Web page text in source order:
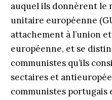
auquel ils donnèrent le
unitaire européenne
attachement à l’union
européenne, et se
communistes qu’ils
sectaires et
communistes portugais